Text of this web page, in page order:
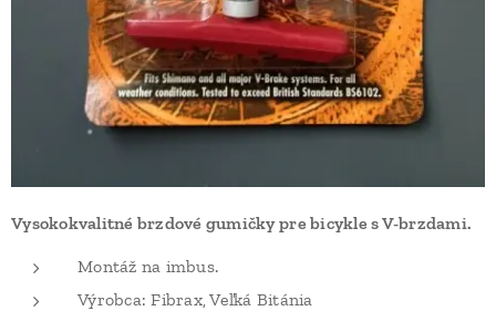
Vysokokvalitné brzdové gumičky pre bicykle s V-brzdami.
Montáž na imbus.
Výrobca: Fibrax, Veľká Bitánia